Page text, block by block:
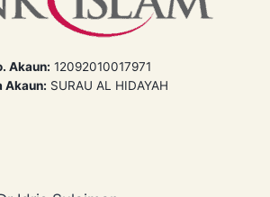
Akaun: 12092010017971
Akaun: SURAU AL HIDAYAH